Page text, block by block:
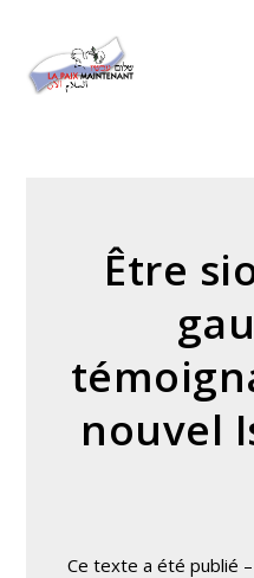
Être
nouvel
Ce texte a été publié